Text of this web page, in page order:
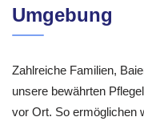
Umgebung
Zahlreiche Familien,
unsere bewährten
vor Ort. So ermöglichen